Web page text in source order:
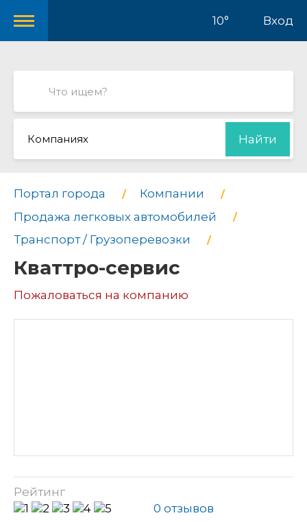
10° Вход
Компаниях Найти
Портал города
Компании
Продажа легковых автомобилей
Транспорт / Грузоперевозки
Кваттро-сервис
Пожаловаться на компанию
Рейтинг
0 отзывов